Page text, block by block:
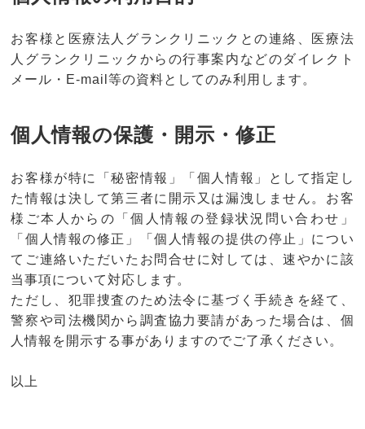
お客様と医療法人グランクリニックとの連絡、医療法
人グランクリニックからの行事案内などのダイレクト
メール・E-mail等の資料としてのみ利用します。
個人情報の保護・開示・修正
お客様が特に「秘密情報」「個人情報」として指定し
た情報は決して第三者に開示又は漏洩しません。お客
様ご本人からの「個人情報の登録状況問い合わせ」
「個人情報の修正」「個人情報の提供の停止」につい
てご連絡いただいたお問合せに対しては、速やかに該
当事項について対応します。
ただし、犯罪捜査のため法令に基づく手続きを経て、
警察や司法機関から調査協力要請があった場合は、個
人情報を開示する事がありますのでご了承ください。
以上